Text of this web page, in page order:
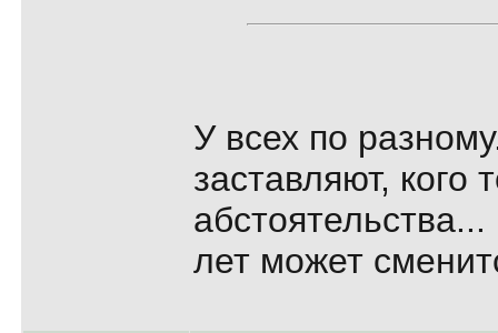
У всех по
заставляют,
лет может